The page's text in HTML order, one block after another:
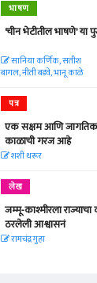
भाषण
'चीन भेटीतील भाषणे' या
सानिया कर्णिक, सतीश
बागल, नीती बडवे, भानू काळे
पत्र
एक सक्षम आणि जागतिक
काळाची गरज आहे
शशी थरूर
लेख
जम्मू-काश्मीरला राज्याचा
ठरलेली आश्वासनं
रामचंद्र गुहा